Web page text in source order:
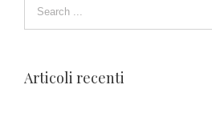
Articoli recenti